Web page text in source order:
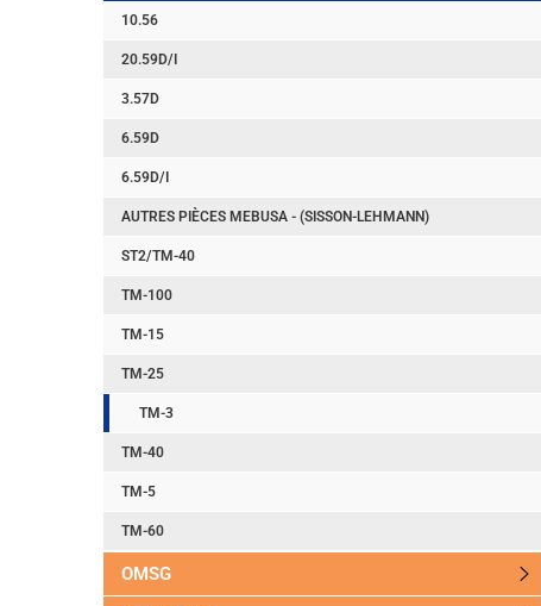
10.56
20.59D/I
3.57D
6.59D
6.59D/I
AUTRES PIÈCES MEBUSA - (SISSON-LEHMANN)
ST2/TM-40
TM-100
TM-15
TM-25
TM-3
TM-40
TM-5
TM-60
OMSG